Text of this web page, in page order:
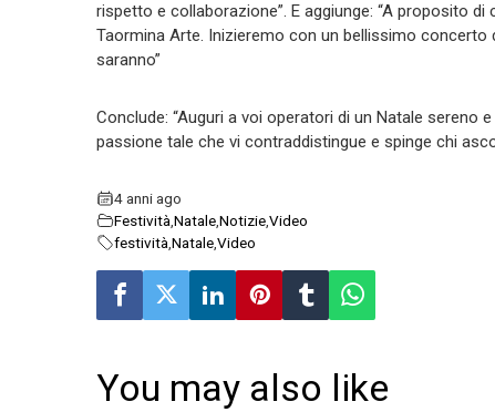
rispetto e collaborazione”. E aggiunge: “A proposito
Taormina Arte. Inizieremo con un bellissimo
saranno”
Conclude: “Auguri a voi operatori di un Natale
passione tale che vi contraddistingue e spinge chi
4 anni ago
Festività,Natale,Notizie,Video
festività,Natale,Video
You may also like